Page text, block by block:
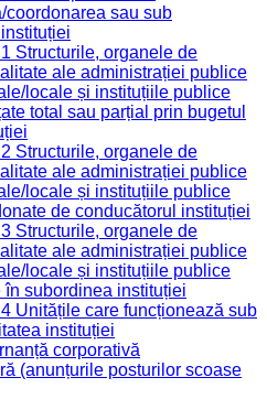
coordonarea sau sub
Structurile, organele de
ale administrației publice
locale și instituțiile publice
total sau parțial prin bugetul
Structurile, organele de
ale administrației publice
locale și instituțiile publice
de conducătorul instituției
Structurile, organele de
ale administrației publice
locale și instituțiile publice
în subordinea instituției
Unitățile care funcționează sub
instituției
corporativă
(anunțurile posturilor scoase